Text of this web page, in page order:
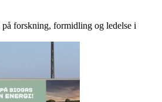
forskning, formidling og ledelse i